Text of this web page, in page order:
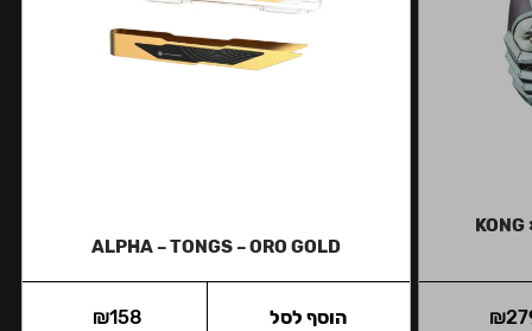
KONG
₪
ALPHA – TONGS – ORO GOLD
₪158 הוסף לסל